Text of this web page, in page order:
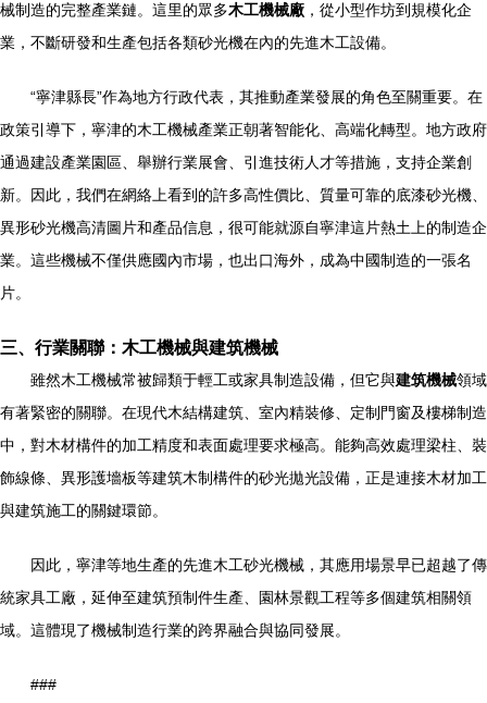
械制造的完整產業鏈。這里的眾多木工機械廠 ，從小型作坊到規模化企
業，不斷研發和生產包括各類砂光機在內的先進木工設備。
“寧津縣長”作為地方行政代表，其推動產業發展的角色至關重要。在
政策引導下，寧津的木工機械產業正朝著智能化、高端化轉型。地方政府
通過建設產業園區、舉辦行業展會、引進技術人才等措施，支持企業創
新。因此，我們在網絡上看到的許多高性價比、質量可靠的底漆砂光機、
異形砂光機高清圖片和產品信息，很可能就源自寧津這片熱土上的制造企
業。這些機械不僅供應國內市場，也出口海外，成為中國制造的一張名
片。
三、行業關聯：木工機械與建筑機械
雖然木工機械常被歸類于輕工或家具制造設備，但它與建筑機械領域
有著緊密的關聯。在現代木結構建筑、室內精裝修、定制門窗及樓梯制造
中，對木材構件的加工精度和表面處理要求極高。能夠高效處理梁柱、裝
飾線條、異形護墻板等建筑木制構件的砂光拋光設備，正是連接木材加工
與建筑施工的關鍵環節。
因此，寧津等地生產的先進木工砂光機械，其應用場景早已超越了傳
統家具工廠，延伸至建筑預制件生產、園林景觀工程等多個建筑相關領
域。這體現了機械制造行業的跨界融合與協同發展。
###